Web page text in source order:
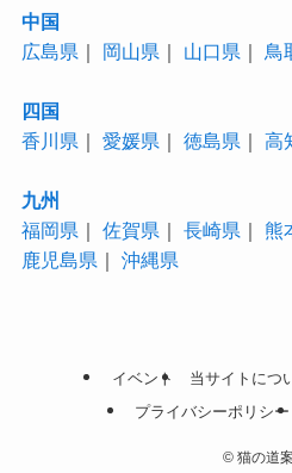
中国
広島県 ｜ 岡山県 ｜ 山口県 ｜ 鳥
四国
香川県 ｜ 愛媛県 ｜ 徳島県 ｜ 高
九州
福岡県 ｜ 佐賀県 ｜ 長崎県 ｜ 熊
鹿児島県 ｜ 沖縄県
イベント
当サイトにつ
プライバシーポリシー
©猫の道